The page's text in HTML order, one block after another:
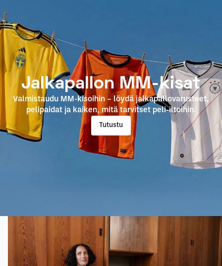
Jalkapallon MM-kisat
Valmistaudu MM-kisoihin – löydä jalkapallovarusteet,
pelipaidat ja kaiken, mitä tarvitset peli-iltoihin.
Tutustu